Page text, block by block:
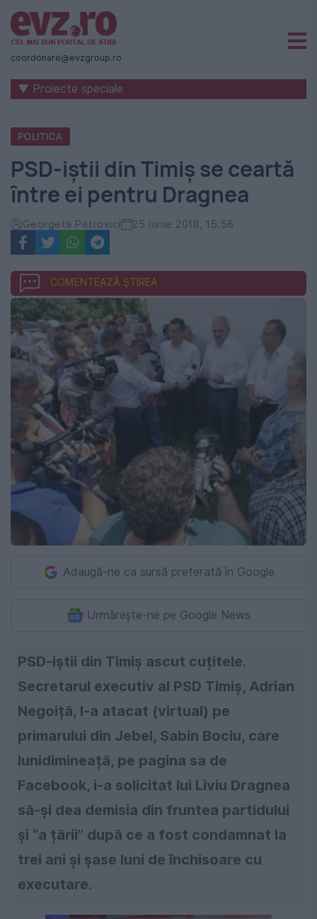
Știri
naționale
internaționale
România
-
Evenimentul
Zilei
coordonare@evzgroup.ro
▼ Proiecte speciale
POLITICA
PSD-iștii din Timiș se ceartă
între ei pentru Dragnea
Georgeta Petrovici 25 iunie 2018, 15:56
COMENTEAZĂ ȘTIREA
Adaugă-ne ca sursă preferată în Google
Urmărește-ne pe Google News
PSD-iștii din Timiș ascut cuțitele.
Secretarul executiv al PSD Timiș, Adrian
Negoiță, l-a atacat (virtual) pe
primarului din Jebel, Sabin Bociu, care
lunidimineață, pe pagina sa de
Facebook, i-a solicitat lui Liviu Dragnea
să-și dea demisia din fruntea partidului
și “a țării” după ce a fost condamnat la
trei ani și șase luni de închisoare cu
executare.